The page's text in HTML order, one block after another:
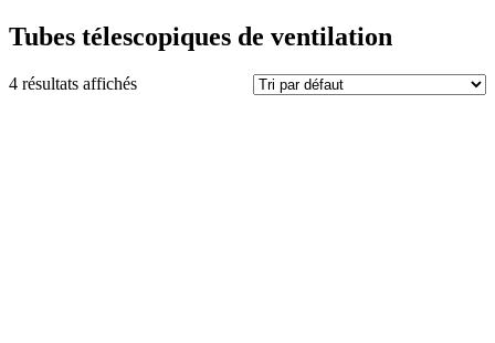
Tubes télescopiques de ventilation
4 résultats affichés